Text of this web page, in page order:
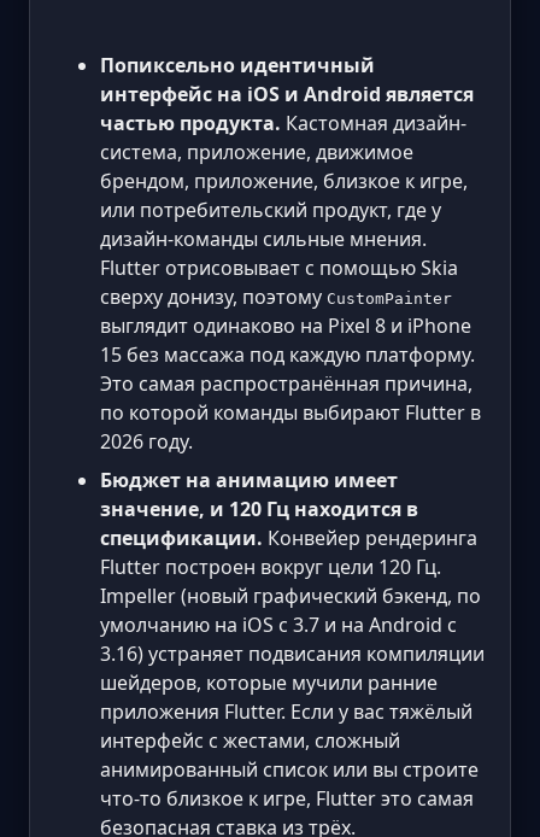
Попиксельно идентичный
интерфейс на iOS и Android является
частью продукта. Кастомная дизайн-
система, приложение, движимое
брендом, приложение, близкое к игре,
или потребительский продукт, где у
дизайн-команды сильные мнения.
Flutter отрисовывает с помощью Skia
сверху донизу, поэтому CustomPainter
выглядит одинаково на Pixel 8 и iPhone
15 без массажа под каждую платформу.
Это самая распространённая причина,
по которой команды выбирают Flutter в
2026 году.
Бюджет на анимацию имеет
значение, и 120 Гц находится в
спецификации. Конвейер рендеринга
Flutter построен вокруг цели 120 Гц.
Impeller (новый графический бэкенд, по
умолчанию на iOS с 3.7 и на Android с
3.16) устраняет подвисания компиляции
шейдеров, которые мучили ранние
приложения Flutter. Если у вас тяжёлый
интерфейс с жестами, сложный
анимированный список или вы строите
что-то близкое к игре, Flutter это самая
безопасная ставка из трёх.